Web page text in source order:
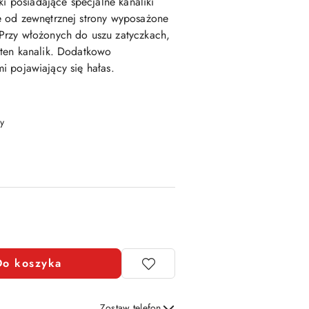
zewnętrznej strony wyposażone
włożonych do uszu zatyczkach,
kanalik. Dodatkowo
pojawiający się hałas.
koszyka